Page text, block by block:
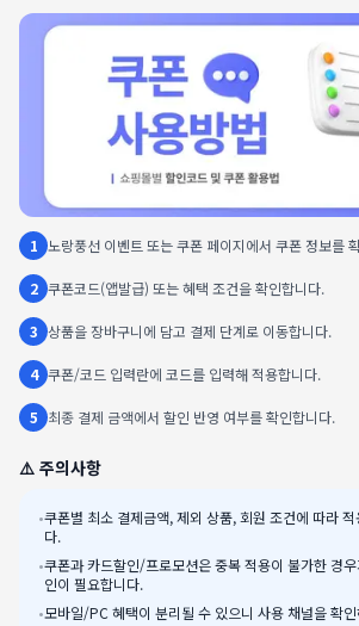
1 노랑풍선 이벤트 또는 쿠폰 페이지에서 쿠폰 정보를
2 쿠폰코드(앱발급) 또는 혜택 조건을 확인합니다.
3 상품을 장바구니에 담고 결제 단계로 이동합니다.
4 쿠폰/코드 입력란에 코드를 입력해 적용합니다.
5 최종 결제 금액에서 할인 반영 여부를 확인합니다.
⚠️ 주의사항
•쿠폰별 최소 결제금액, 제외 상품, 회원 조건에 따라
다.
•쿠폰과 카드할인/프로모션은 중복 적용이 불가한 경
인이 필요합니다.
•모바일/PC 혜택이 분리될 수 있으니 사용 채널을 확